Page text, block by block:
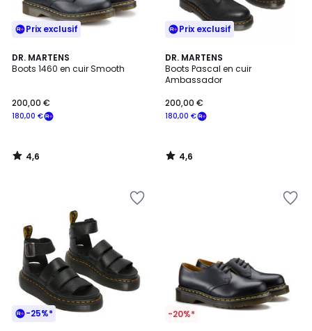
Prix exclusif
DR. MARTENS
Boots 1460 en cuir Smooth
180,00 €
200,00 €
4,6
/ 5
4,6
/
Prix exclusif
DR. MARTENS
Boots Pascal en cuir
Ambassador
180,00 €
200,00 €
4,6
/ 5
4,6
/
-25%* -20%*